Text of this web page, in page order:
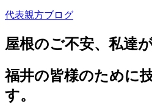
代表親方ブログ
屋根のご不安、私達
福井の皆様のために
す。